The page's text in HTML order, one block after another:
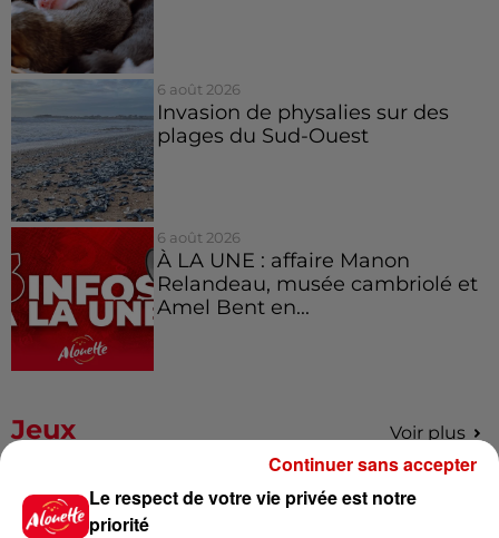
6 août 2026
Invasion de physalies sur des
plages du Sud-Ouest
6 août 2026
À LA UNE : affaire Manon
Relandeau, musée cambriolé et
Amel Bent en...
Jeux Voir plus
Gagnez vos places pour le
Festival du Roi Arthur 2026 !
Le respect de votre vie privée est notre
priorité
Continuer sans accepter